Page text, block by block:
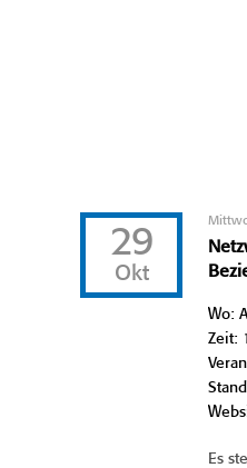
29
Okt
Wo:
Zeit:
Es